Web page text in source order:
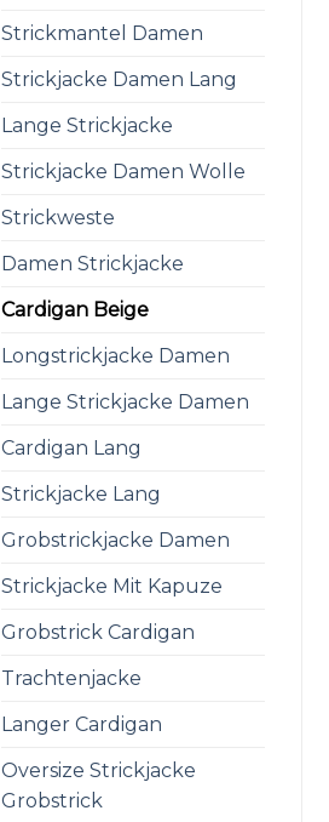
Strickmantel Damen
Strickjacke Damen Lang
Lange Strickjacke
Strickjacke Damen Wolle
Strickweste
Damen Strickjacke
Cardigan Beige
Longstrickjacke Damen
Lange Strickjacke Damen
Cardigan Lang
Strickjacke Lang
Grobstrickjacke Damen
Strickjacke Mit Kapuze
Grobstrick Cardigan
Trachtenjacke
Langer Cardigan
Oversize Strickjacke
Grobstrick